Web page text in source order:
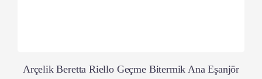
Arçelik Beretta Riello Geçme Bitermik Ana Eşanjör